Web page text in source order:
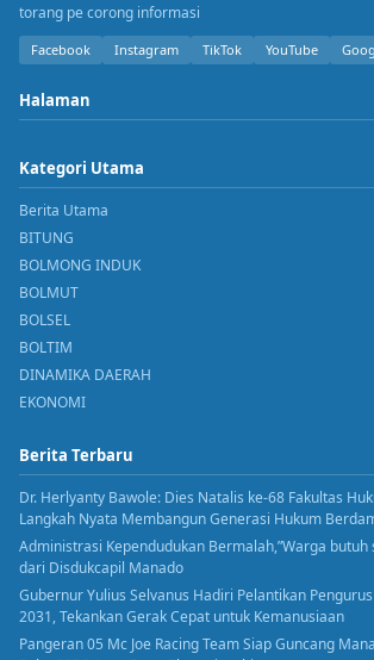
torang pe corong informasi
Facebook Instagram TikTok YouTube
Halaman
Kategori Utama
Berita Utama
BITUNG
BOLMONG INDUK
BOLMUT
BOLSEL
BOLTIM
DINAMIKA DAERAH
EKONOMI
Berita Terbaru
Dr. Herlyanty Bawole: Dies Natalis ke-68 Fakultas
Langkah Nyata Membangun Generasi Hukum
Administrasi Kependudukan Bermalah,”Warga butuh
dari Disdukcapil Manado
Gubernur Yulius Selvanus Hadiri Pelantikan
2031, Tekankan Gerak Cepat untuk Kemanusiaan
Pangeran 05 Mc Joe Racing Team Siap Guncang